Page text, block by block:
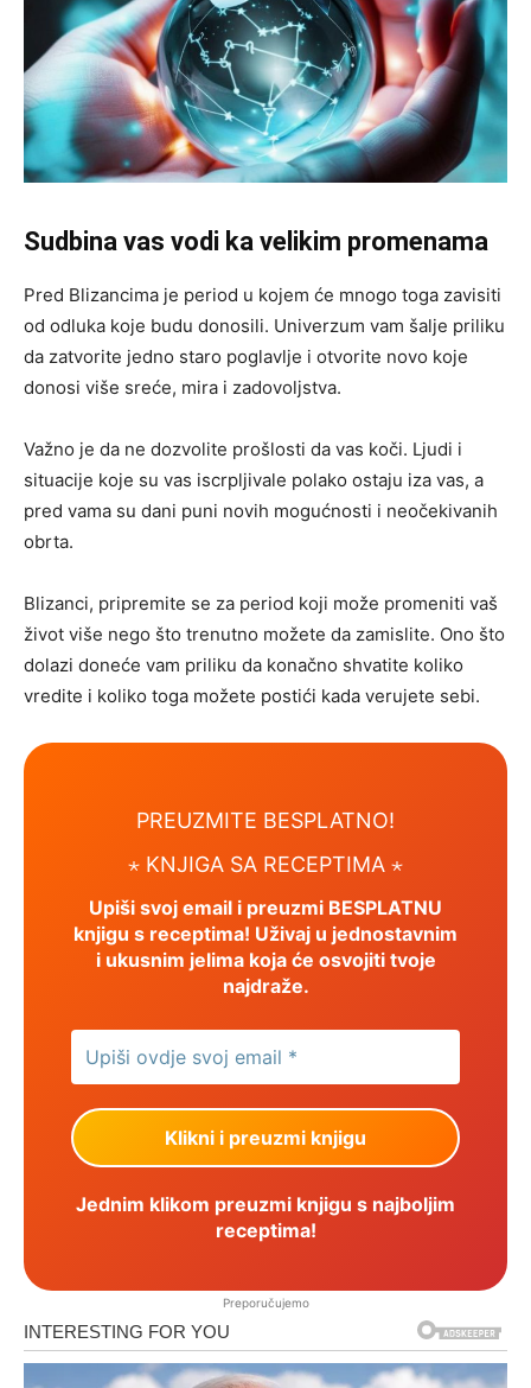
Sudbina vas vodi ka velikim promenama
Pred Blizancima je period u kojem će mnogo toga zavisiti
od odluka koje budu donosili. Univerzum vam šalje priliku
da zatvorite jedno staro poglavlje i otvorite novo koje
donosi više sreće, mira i zadovoljstva.
Važno je da ne dozvolite prošlosti da vas koči. Ljudi i
situacije koje su vas iscrpljivale polako ostaju iza vas, a
pred vama su dani puni novih mogućnosti i neočekivanih
obrta.
Blizanci, pripremite se za period koji može promeniti vaš
život više nego što trenutno možete da zamislite. Ono što
dolazi doneće vam priliku da konačno shvatite koliko
vredite i koliko toga možete postići kada verujete sebi.
PREUZMITE BESPLATNO!
⋆ KNJIGA SA RECEPTIMA ⋆
Upiši svoj email i preuzmi BESPLATNU
knjigu s receptima! Uživaj u jednostavnim
i ukusnim jelima koja će osvojiti tvoje
najdraže.
Jednim klikom preuzmi knjigu s najboljim
receptima!
Preporučujemo